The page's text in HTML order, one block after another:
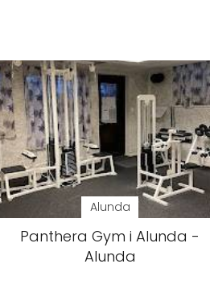
Alunda
Panthera Gym i Alunda -
Alunda